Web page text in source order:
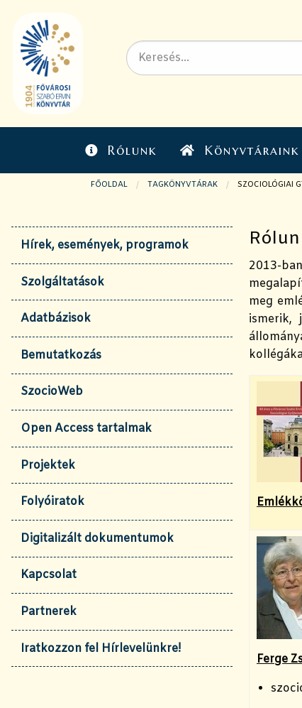
Rólunk Könyvtáraink
FŐOLDAL TAGKÖNYVTÁRAK JELENLEGI
SZOCIOLÓGIAI
Hírek, események, programok
Szolgáltatások
Adatbázisok
Bemutatkozás
SzocioWeb
Open Access tartalmak
Projektek
Folyóiratok
Digitalizált dokumentumok
Kapcsolat
Partnerek
Iratkozzon fel Hírlevelünkre!
2013-
meg
ismerik,
Ferge